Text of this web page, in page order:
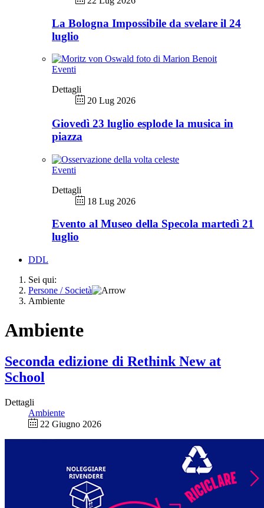
La Bologna Impossibile da svelare il 24
luglio
Eventi
Dettagli
20 Lug 2026
Giovedì 23 luglio esplode la musica in
piazza
Eventi
Dettagli
18 Lug 2026
Evento al Museo della Specola martedì 21
luglio
DDL
Sei qui:
Persone / Società
Ambiente
Ambiente
Seconda edizione di Rethink New at
School
Dettagli
Ambiente
22 Giugno 2026